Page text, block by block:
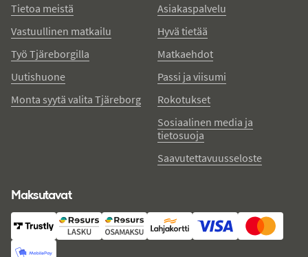
Tietoa meistä
Vastuullinen matkailu
Työ Tjäreborgilla
Uutishuone
Monta syytä valita Tjäreborg
Asiakaspalvelu
Hyvä tietää
Matkaehdot
Passi ja viisumi
Rokotukset
Sosiaalinen media ja
tietosuoja
Saavutettavuusseloste
Maksutavat